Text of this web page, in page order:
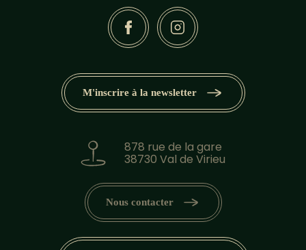
878 rue de la gare
38730 Val de Virieu
Nous contacter
M'inscrire à la newsletter